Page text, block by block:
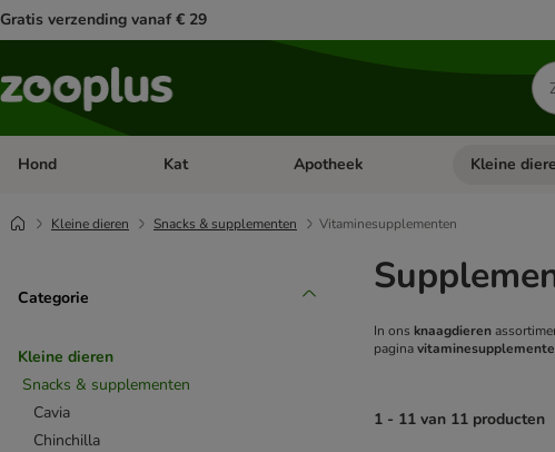
Gratis verzending vanaf € 29
Hond Open categorie menu: Hond
Kat Open categorie menu: Kat
Apotheek Open
Kleine
Kleine dieren Snacks & supplementen Vitaminesupplementen
Categorie
Kleine dieren
Snacks & supplementen
Cavia
Chinchilla
In ons knaagdieren
pagina
1 - 11 van 11 producten